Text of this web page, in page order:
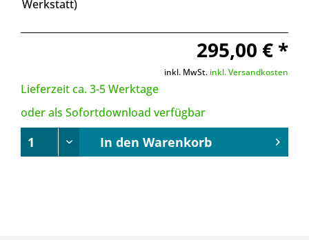
Werkstatt)
295,00 € *
inkl. MwSt. inkl. Versandkosten
Lieferzeit ca. 3-5 Werktage
oder als Sofortdownload verfügbar
In den Warenkorb